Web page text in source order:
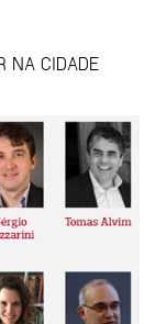
NA CIDADE